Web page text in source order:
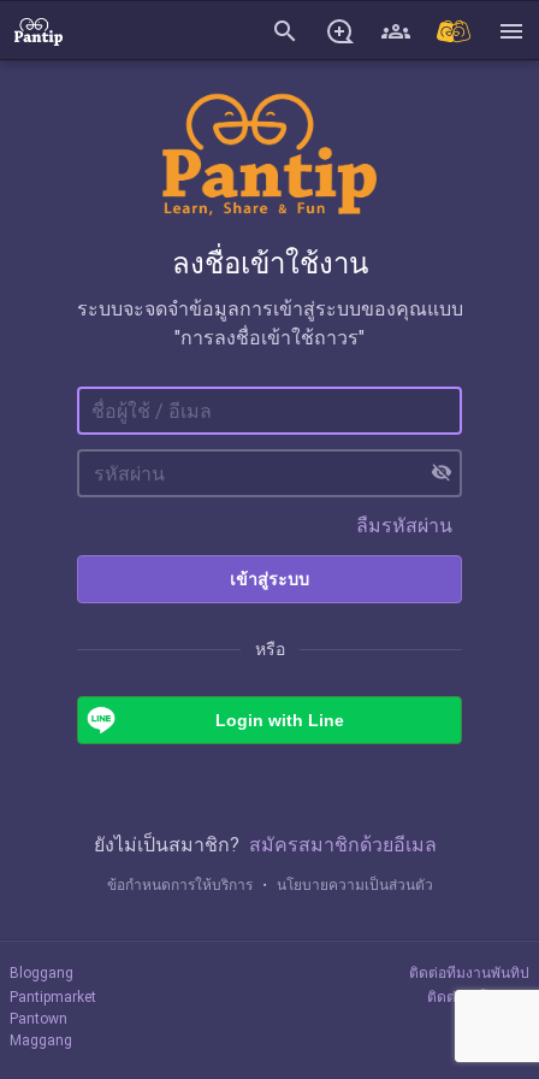
search menu
ลงชื่อเข้าใช้งาน
ระบบจะจดจำข้อมูลการเข้าสู่ระบบของคุณแบบ
"การลงชื่อเข้าใช้ถาวร"
visibility_off
ลืมรหัสผ่าน
เข้าสู่ระบบ
หรือ
Login with Line
ยังไม่เป็นสมาชิก? สมัครสมาชิกด้วยอีเมล
ข้อกำหนดการให้บริการ ・ นโยบายความเป็นส่วนตัว
Bloggang
Pantipmarket
Pantown
Maggang
ติดต่อทีมงานพันทิป
ติดต่อลงโฆษณา